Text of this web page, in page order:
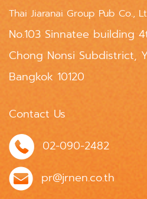
Thai Jiaranai Group Pub Co.,
No.103 Sinnatee building
Chong Nonsi Subdistrict,
Bangkok 10120
Contact Us
02-090-2482
pr@jrnen.co.th